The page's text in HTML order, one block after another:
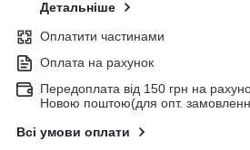
Детальніше
Оплатити частинами
Оплата на рахунок
Передоплата від 150 грн на
Новою поштою(для опт.
Всі умови оплати